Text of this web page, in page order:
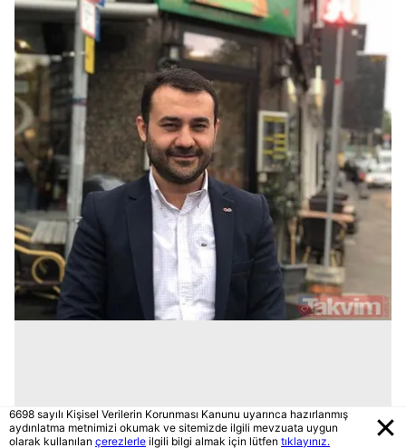
6698 sayılı Kişisel Verilerin Korunması Kanunu uyarınca hazırlanmış
aydınlatma metnimizi okumak ve sitemizde ilgili mevzuata uygun
olarak kullanılan çerezlerle ilgili bilgi almak için lütfen tıklayınız.